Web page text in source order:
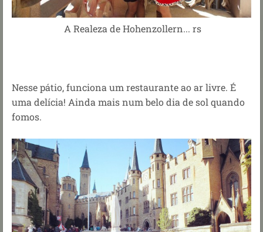
A Realeza de Hohenzollern... rs
Nesse pátio, funciona um restaurante ao ar livre. É
uma delícia! Ainda mais num belo dia de sol quando
fomos.